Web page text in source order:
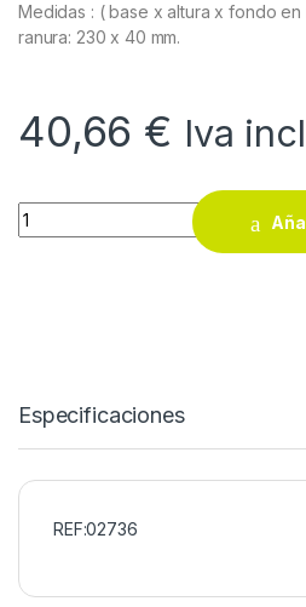
Medidas : ( base x altura x fondo
ranura: 230 x 40 mm.
40,66 € Iva
Buzón serie Alhambra BTV
Especificaciones
REF:02736